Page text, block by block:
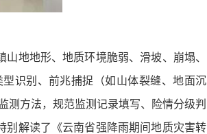
地地形、地质环境脆弱、滑坡、崩塌、
识别、前兆捕捉（如山体裂缝、地面沉
测方法，规范监测记录填写、险情分级判
别解读了《云南省强降雨期间地质灾害转